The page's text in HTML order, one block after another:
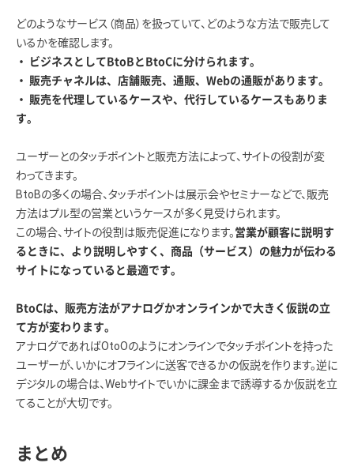
どのようなサービス（商品）を扱っていて、どのような方法で販売して
いるかを確認します。
・ ビジネスとしてBtoBとBtoCに分けられます。
・ 販売チャネルは、店舗販売、通販、Webの通販があります。
・ 販売を代理しているケースや、代行しているケースもありま
す。
ユーザーとのタッチポイントと販売方法によって、サイトの役割が変
わってきます。
BtoBの多くの場合、タッチポイントは展示会やセミナーなどで、販売
方法はプル型の営業というケースが多く見受けられます。
この場合、サイトの役割は販売促進になります。 営業が顧客に説明す
るときに、より説明しやすく、商品（サービス）の魅力が伝わる
サイトになっていると最適です。
BtoCは、販売方法がアナログかオンラインかで大きく仮説の立
て方が変わります。
アナログであればOtoOのようにオンラインでタッチポイントを持った
ユーザーが、いかにオフラインに送客できるかの仮説を作ります。逆に
デジタルの場合は、Webサイトでいかに課金まで誘導するか仮説を立
てることが大切です。
まとめ